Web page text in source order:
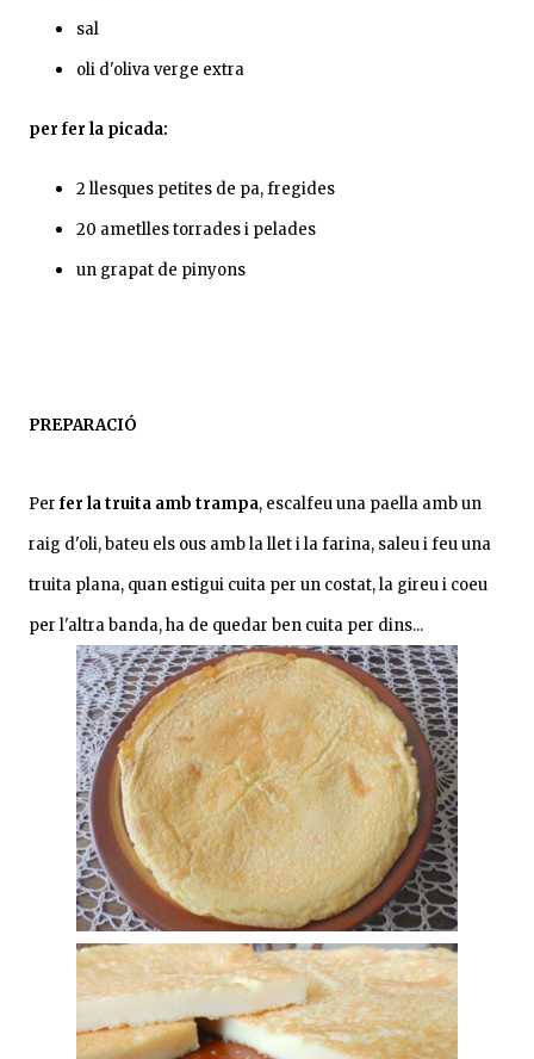
sal
oli d'oliva verge extra
per fer la picada:
2 llesques petites de pa, fregides
20 ametlles torrades i pelades
un grapat de pinyons
PREPARACIÓ
Per fer la truita amb trampa, escalfeu una paella amb un
raig d'oli, bateu els ous amb la llet i la farina, saleu i feu una
truita plana, quan estigui cuita per un costat, la gireu i coeu
per l'altra banda, ha de quedar ben cuita per dins...